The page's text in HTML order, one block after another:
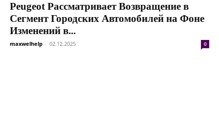
Peugeot Рассматривает Возвращение в
Сегмент Городских Автомобилей на Фоне
Изменений в...
maxwelhelp - 02.12.2025 0